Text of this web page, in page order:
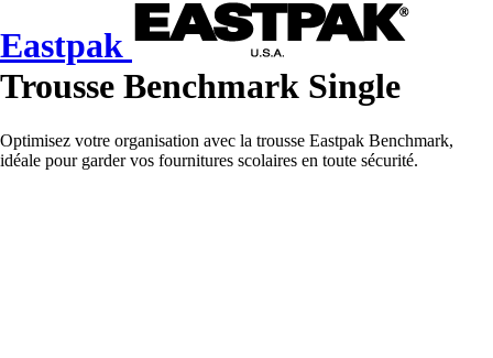
Eastpak
Trousse Benchmark Single
Optimisez votre organisation avec la trousse Eastpak Benchmark,
idéale pour garder vos fournitures scolaires en toute sécurité.